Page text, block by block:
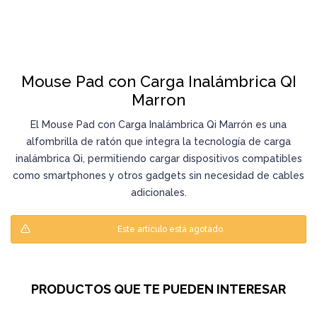
Mouse Pad con Carga Inalámbrica QI
Marron
El Mouse Pad con Carga Inalámbrica Qi Marrón es una
alfombrilla de ratón que integra la tecnología de carga
inalámbrica Qi, permitiendo cargar dispositivos compatibles
como smartphones y otros gadgets sin necesidad de cables
adicionales.
Este artículo está agotado.
PRODUCTOS QUE TE PUEDEN INTERESAR